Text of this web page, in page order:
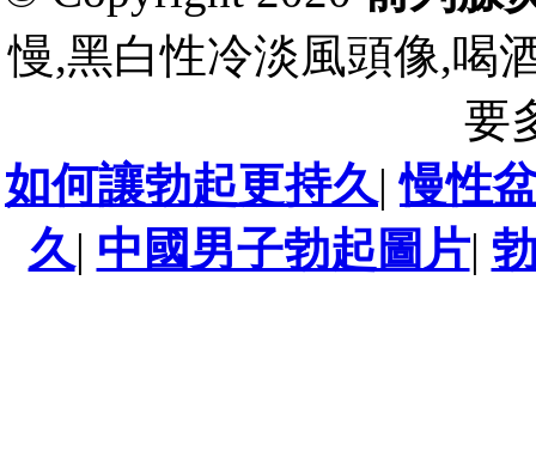
慢,黑白性冷淡風頭像,喝
要
如何讓勃起更持久|慢性
久| 中國男子勃起圖片|